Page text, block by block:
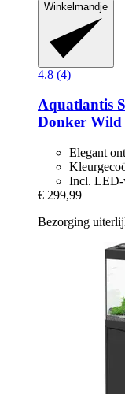
Winkelmandje
4.8 (4)
Aquatlantis
Donker Wild
Elegant
Incl. LED-
€ 299,99
Bezorging